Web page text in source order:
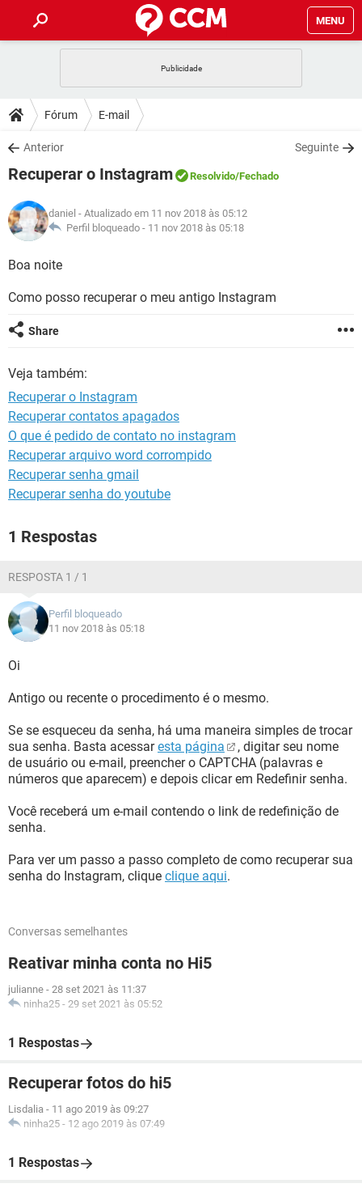
MENU
CELULAR
OUTLOOK
INSTAGRAM GMAIL
GUIA DE COMPRAS
DICAS
JOGOS
INSTAGRAM GMAIL
GUIA DE COMPRAS
DOWNLOADS
JOGOS WHATSAPP
CELULAR
OUTLOOK EXCEL
INSTAGRAM
FÓRUM
JOGOS WHATSAPP
CELULAR
OUTLOOK
INSTAGRAM GMAIL
GUIA DE COMPRAS
GLOSSÁRIO
INSTAGRAM
GUIA DE COMPRAS
Fórum E-mail
Anterior Seguinte
Recuperar o Instagram Resolvido/Fechado
daniel - Atualizado em 11 nov 2018 às 05:12
Perfil bloqueado - 11 nov 2018 às 05:18
Boa noite
Como posso recuperar o meu antigo Instagram
Share
Veja também:
Recuperar o Instagram
Recuperar contatos apagados
O que é pedido de contato no instagram
Recuperar arquivo word corrompido
Recuperar senha gmail
Recuperar senha do youtube
1 Respostas
RESPOSTA 1 / 1
Perfil bloqueado
11 nov 2018 às 05:18
Oi
Antigo ou recente o procedimento é o mesmo.
Se se esqueceu da senha, há uma maneira simples de trocar
sua senha. Basta acessaresta página
, digitar seu nome
de usuário ou e-mail, preencher o CAPTCHA (palavras e
números que aparecem) e depois clicar em Redefinir senha.
Você receberá um e-mail contendo o link de redefinição de
senha.
Para ver um passo a passo completo de como recuperar sua
senha do Instagram, clique clique aqui.
Conversas semelhantes
Reativar minha conta no Hi5
julianne - 28 set 2021 às 11:37
ninha25 - 29 set 2021 às 05:52
1 Respostas
Recuperar fotos do hi5
Lisdalia - 11 ago 2019 às 09:27
ninha25 - 12 ago 2019 às 07:49
1 Respostas